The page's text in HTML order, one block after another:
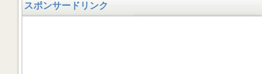
スポンサードリンク